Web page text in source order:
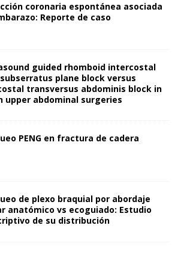
coronaria espontánea asociada
Reporte de caso
guided rhomboid intercostal
plane block versus
transversus abdominis block in
upper abdominal surgeries
PENG en fractura de cadera
de plexo braquial por abordaje
anatómico vs ecoguiado: Estudio
de su distribución